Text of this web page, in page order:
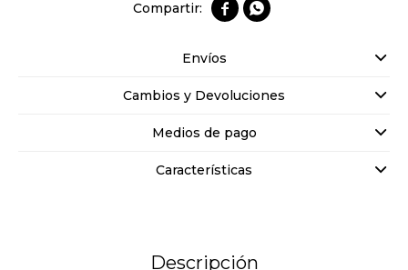
 
Envíos
Cambios y Devoluciones
Medios de pago
Características
Descripción